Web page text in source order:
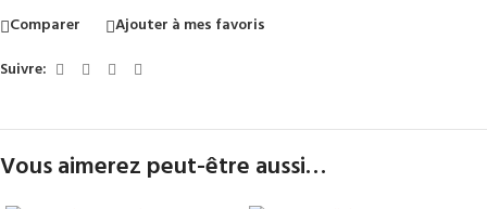
Comparer
Ajouter à mes favoris
Suivre:
Vous aimerez peut-être aussi…